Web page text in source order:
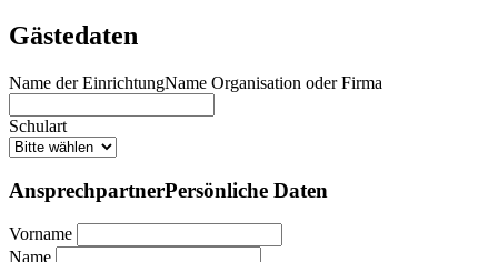
Gästedaten
Name der EinrichtungName Organisation oder Firma
Schulart
AnsprechpartnerPersönliche Daten
Vorname
Name